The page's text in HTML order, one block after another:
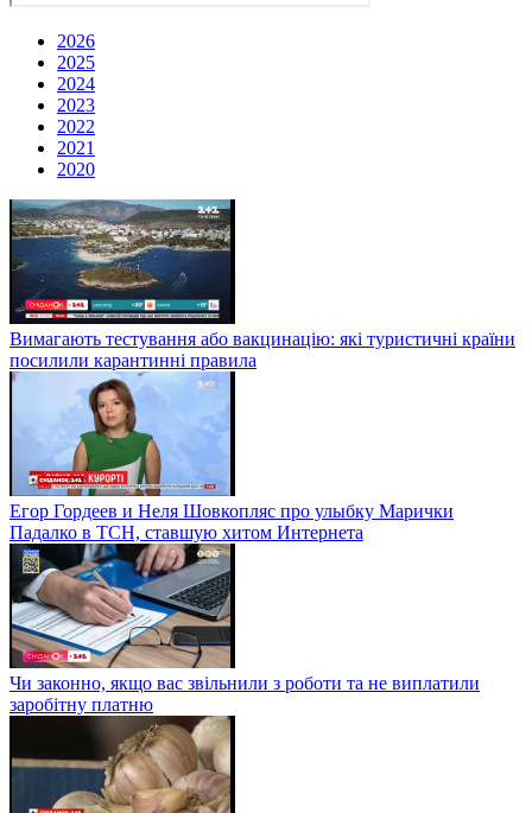
2026
2025
2024
2023
2022
2021
2020
Вимагають тестування або вакцинацію: які туристичні країни
посилили карантинні правила
Егор Гордеев и Неля Шовкопляс про улыбку Марички
Падалко в ТСН, ставшую хитом Интернета
Чи законно, якщо вас звільнили з роботи та не виплатили
заробітну платню